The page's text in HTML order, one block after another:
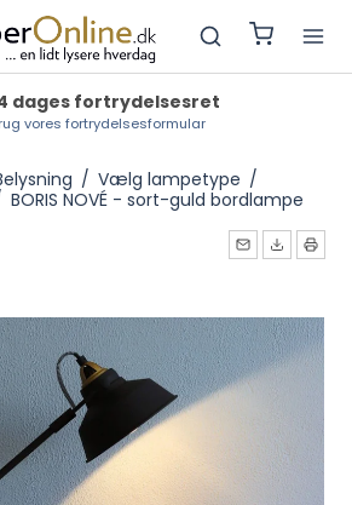
dages fortrydelsesret
vores fortrydelsesformular
/ Vælg lampetype /
BORIS NOVÉ - sort-guld bordlampe